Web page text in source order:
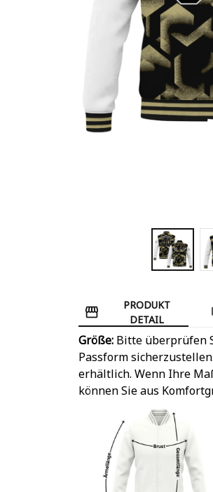
PRODUKT
DETAIL
Größe: Bitte überprüfen
Passform
erhältlich. Wenn Ihre
können Sie aus